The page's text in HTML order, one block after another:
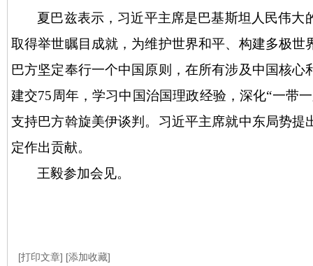
夏巴兹表示，习近平主席是巴基斯坦人民伟
取得举世瞩目成就，为维护世界和平、构建多极
巴方坚定奉行一个中国原则，在所有涉及中国核
建交75周年，学习中国治国理政经验，深化“一带
支持巴方斡旋美伊谈判。习近平主席就中东局势
定作出贡献。
王毅参加会见。
[打印文章] [添加收藏]